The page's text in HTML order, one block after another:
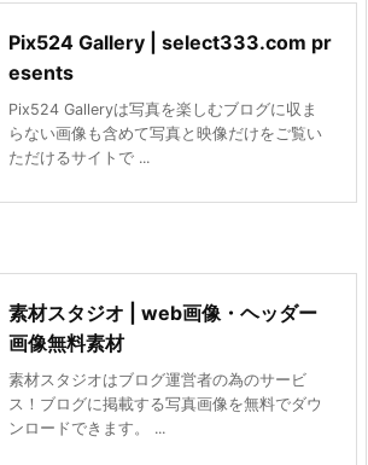
Pix524 Gallery | select333.com pr
esents
Pix524 Galleryは写真を楽しむブログに収ま
らない画像も含めて写真と映像だけをご覧い
ただけるサイトで ...
素材スタジオ | web画像・ヘッダー
画像無料素材
素材スタジオはブログ運営者の為のサービ
ス！ブログに掲載する写真画像を無料でダウ
ンロードできます。 ...